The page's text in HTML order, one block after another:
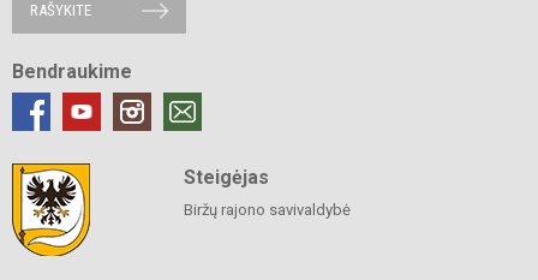
RAŠYKITE
Bendraukime
Steigėjas
Biržų rajono savivaldybė